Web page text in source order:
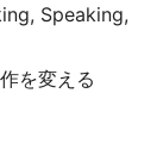
Speaking,
を変える